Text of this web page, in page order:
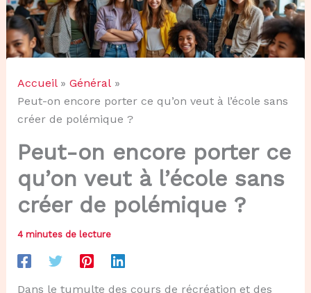
Accueil
Général
Peut-on encore porter ce qu’on veut à l’école sans
créer de polémique ?
Peut-on encore porter ce
qu’on veut à l’école sans
créer de polémique ?
4 minutes de lecture
Dans le tumulte des cours de récréation et des